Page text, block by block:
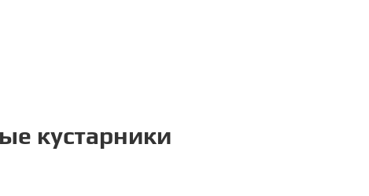
кустарники